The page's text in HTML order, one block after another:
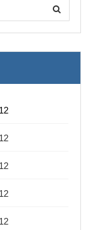
12
12
12
12
12